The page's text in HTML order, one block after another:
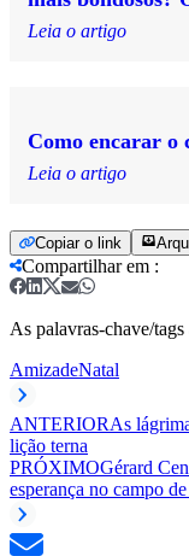
Leia o artigo
Como encarar o
Leia o artigo
Copiar o link
Compartilhar em :
As palavras-chave/tags
AmizadeNatal
ANTERIORAs
lição terna
PRÓXIMOGérard
esperança no campo